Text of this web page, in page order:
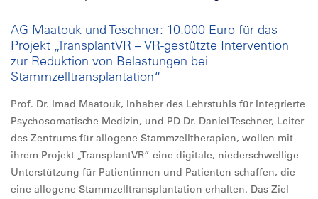
AG Maatouk und Teschner: 10.000 Euro für das
Projekt „TransplantVR – VR-gestützte Intervention
zur Reduktion von Belastungen bei
Stammzelltransplantation“
Prof. Dr. Imad Maatouk, Inhaber des Lehrstuhls für Integrierte
Psychosomatische Medizin, und PD Dr. Daniel Teschner, Leiter
des Zentrums für allogene Stammzelltherapien, wollen mit
ihrem Projekt „TransplantVR” eine digitale, niederschwellige
Unterstützung für Patientinnen und Patienten schaffen, die
eine allogene Stammzelltransplantation erhalten. Das Ziel